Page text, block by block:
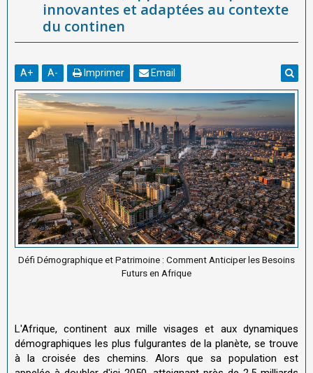
innovantes et adaptées au contexte
du continen
A+ A- Imprimer Email
Défi Démographique et Patrimoine : Comment Anticiper les Besoins
Futurs en Afrique
L'Afrique, continent aux mille visages et aux dynamiques
démographiques les plus fulgurantes de la planète, se trouve
à la croisée des chemins. Alors que sa population est